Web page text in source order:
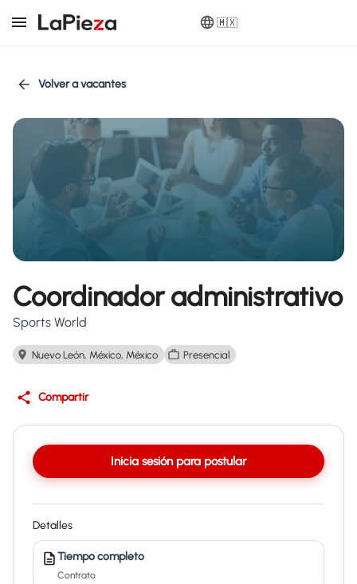
🇲🇽
Volver a vacantes
Coordinador administrativo
Sports World
Nuevo León, México, México Presencial
Compartir
Inicia sesión para postular
Detalles
Tiempo completo
Contrato